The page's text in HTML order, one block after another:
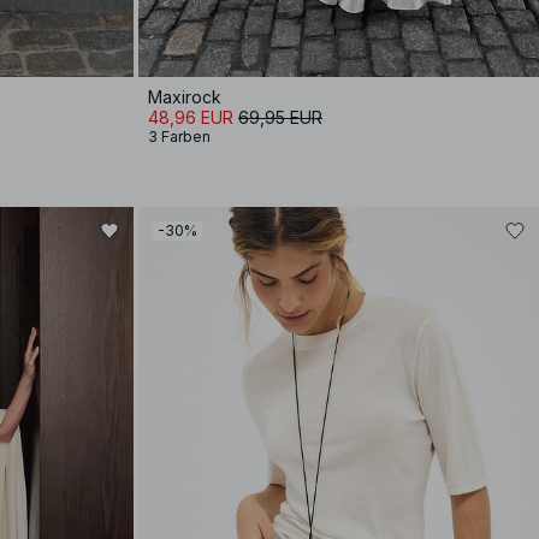
Maxirock
48,96 EUR 69,95 EUR
3 Farben
-30%